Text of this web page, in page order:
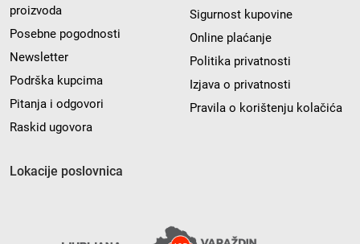
proizvoda
Posebne pogodnosti
Newsletter
Podrška kupcima
Pitanja i odgovori
Raskid ugovora
Sigurnost kupovine
Online plaćanje
Politika privatnosti
Izjava o privatnosti
Pravila o korištenju kolačića
Lokacije poslovnica